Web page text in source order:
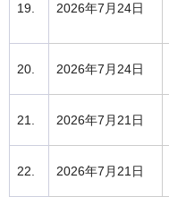
19. 2026年7月24日
20. 2026年7月24日
21. 2026年7月21日
22. 2026年7月21日